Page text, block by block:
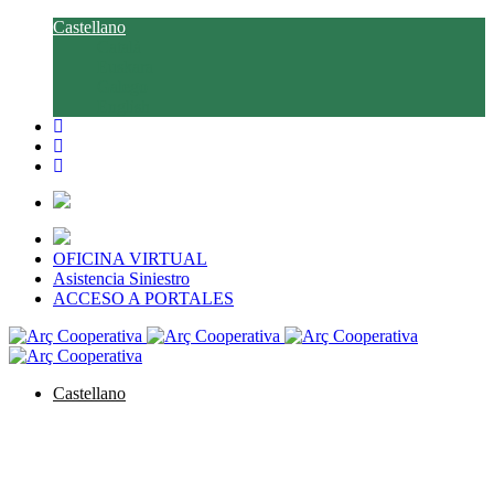
Castellano
OFICINA VIRTUAL
Asistencia Siniestro
ACCESO A PORTALES
Castellano